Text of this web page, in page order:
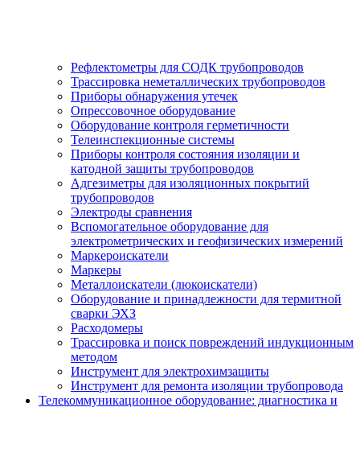
Рефлектометры для СОДК трубопроводов
Трассировка неметаллических трубопроводов
Приборы обнаружения утечек
Опрессовочное оборудование
Оборудование контроля герметичности
Телеинспекционные системы
Приборы контроля состояния изоляции и
катодной защиты трубопроводов
Адгезиметры для изоляционных покрытий
трубопроводов
Электроды сравнения
Вспомогательное оборудование для
электрометрических и геофизических измерений
Маркероискатели
Маркеры
Металлоискатели (люкоискатели)
Оборудование и принадлежности для термитной
сварки ЭХЗ
Расходомеры
Трассировка и поиск повреждений индукционным
методом
Инструмент для электрохимзащиты
Инструмент для ремонта изоляции трубопровода
Телекоммуникационное оборудование: диагностика и